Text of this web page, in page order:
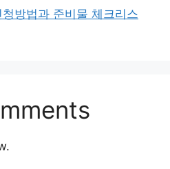
방법과 준비물 체크리스